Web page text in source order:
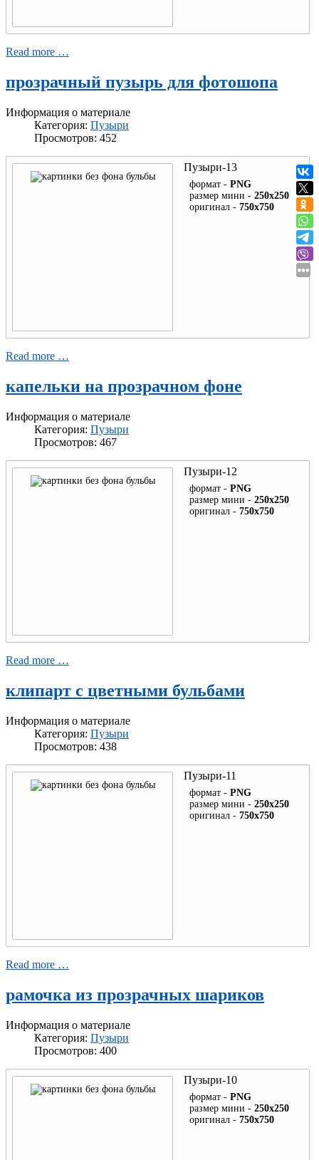
Read more …
прозрачный пузырь для фотошопа
Информация о материале
Категория: Пузыри
Просмотров: 452
Пузыри-13
формат - PNG
размер мини - 250x250
оригинал - 750x750
Read more …
капельки на прозрачном фоне
Информация о материале
Категория: Пузыри
Просмотров: 467
Пузыри-12
формат - PNG
размер мини - 250x250
оригинал - 750x750
Read more …
клипарт с цветными бульбами
Информация о материале
Категория: Пузыри
Просмотров: 438
Пузыри-11
формат - PNG
размер мини - 250x250
оригинал - 750x750
Read more …
рамочка из прозрачных шариков
Информация о материале
Категория: Пузыри
Просмотров: 400
Пузыри-10
формат - PNG
размер мини - 250x250
оригинал - 750x750